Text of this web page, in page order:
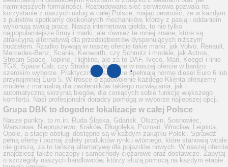
najmniejszych formalności. Rozbudowana sieć serwisowa pozwala na
korzystanie z naszych usług w całej Polsce, mając pewność, że w każdym
z punktów spotkamy doskonałych mechaników, którzy z pasją i oddaniem
wykonują swoją pracę. Nasza internetowa giełda, to nie tylko
najpopularniejsze firmy i marki, ale również te mniej znane, które są
atrakcyjną alternatywą dla przedsiębiorców dysponujących niższym
budżetem. Rzadko bywają w naszej ofercie takie marki, jak Volvo, Renault,
Mercedes-Benz, Scania, Kenworth, czy Schmitz i modele, jak Actros,
Stream Space, Topline, Highline, ale za to DAF, Iveco, Man, Koegel i linie
TGX, Space Cab, czy Stralis są dostępne w naszej ofercie w bardzo
szerokim wyborze. Praktycznie wszystkie spełniają normę diesel Euro 6 lub
przynajmniej Euro 5. W trosce o zadowolenie każdego Klienta oferujemy
modele z manualną dla zwolenników takiego rozwiązania, jak i
automatyczną skrzynią biegów, dla ceniących sobie funkcję większego
komfortu. Nasi profesjonalni doradcy pomogą w wyborze najlepszej opcji.
Grupa DBK to dogodne lokalizacje w całej Polsce
Nasze punkty, to m.in. Ruda Śląska, Gdańsk, Olsztyn, Sosnowiec,
Warszawa, Niepruszewo, Kraków, Długołęka, Poznań, Wrocław, Legnica,
Opole, a stacje obsługi dostępne są w każdym zakątku Polski. Sprawdź
pełną ofertę i poznaj zalety produktów rynku wtórnego, które stanowią wcale
nie gorszą, za to tańszą alternatywę dla pojazdów nowych. W naszej ofercie
znajdziesz także naczepy i samochody ciężarowe oraz dostawcze. Zapytaj
o szczegóły naszych handlowców, którzy służą pomocą na każdym etapie